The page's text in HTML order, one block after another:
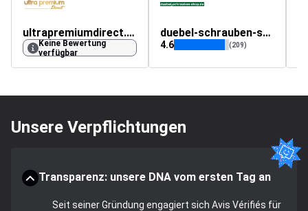
ultrapremiumdirect.de
Keine Bewertung
verfügbar
duebel-schrauben-shop.de
4.6 (209)
Unsere Verpflichtungen
Transparenz: unsere DNA vom ersten Tag an
Seit seiner Gründung engagiert sich Avis Vérifiés für